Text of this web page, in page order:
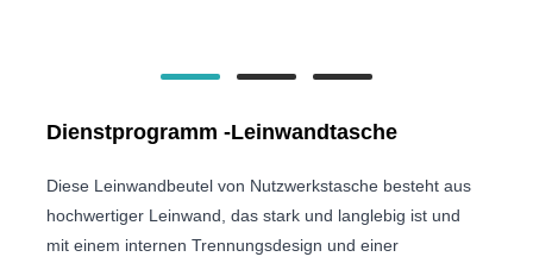
Dienstprogramm -Leinwandtasche
Diese Leinwandbeutel von Nutzwerkstasche besteht aus
hochwertiger Leinwand, das stark und langlebig ist und
mit einem internen Trennungsdesign und einer